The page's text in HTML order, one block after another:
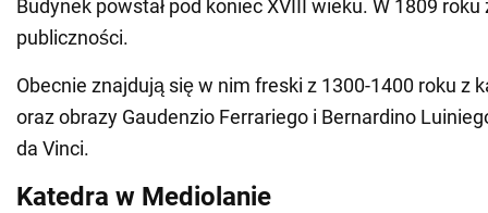
Budynek powstał pod koniec XVIII wieku. W 1809
publiczności.
Obecnie znajdują się w nim freski z 1300-1400 roku z
oraz obrazy Gaudenzio Ferrariego i Bernardino
da Vinci.
Katedra w Mediolanie